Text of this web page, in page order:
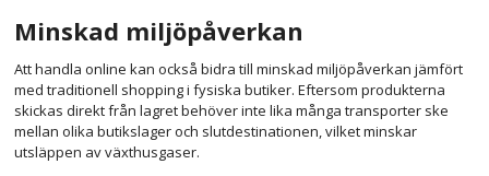
Minskad miljöpåverkan
Att handla online kan också bidra till minskad miljöpåverkan jämfört
med traditionell shopping i fysiska butiker. Eftersom produkterna
skickas direkt från lagret behöver inte lika många transporter ske
mellan olika butikslager och slutdestinationen, vilket minskar
utsläppen av växthusgaser.